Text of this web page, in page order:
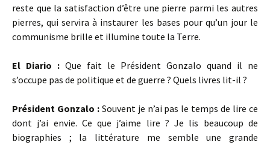
reste que la satisfaction d’être une pierre parmi les autres
pierres, qui servira à instaurer les bases pour qu’un jour le
communisme brille et illumine toute la Terre.
El Diario : Que fait le Président Gonzalo quand il ne
s’occupe pas de politique et de guerre ? Quels livres lit-il ?
Président Gonzalo :Souvent je n’ai pas le temps de lire ce
dont j’ai envie. Ce que j’aime lire ? Je lis beaucoup de
biographies ; la littérature me semble une grande